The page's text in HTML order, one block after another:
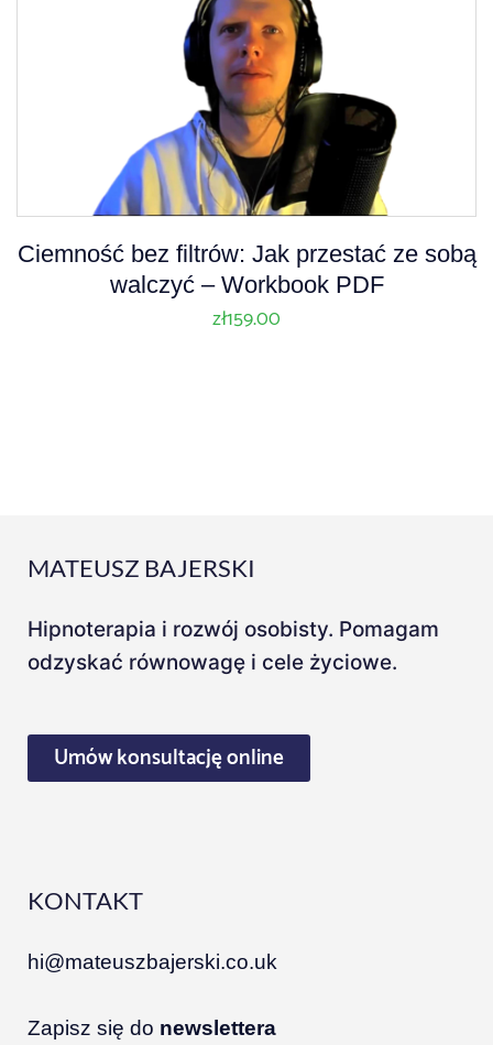
Ciemność bez filtrów: Jak przestać ze sobą
walczyć – Workbook PDF
zł159.00
MATEUSZ BAJERSKI
Hipnoterapia i rozwój osobisty. Pomagam
odzyskać równowagę i cele życiowe.
Umów konsultację online
KONTAKT
hi@mateuszbajerski.co.uk
Zapisz się do newslettera